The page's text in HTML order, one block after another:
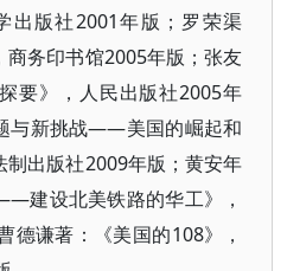
出版社2001年版；罗荣渠
务印书馆2005年版；张友
要》，人民出版社2005年
与新挑战——美国的崛起和
出版社2009年版；黄安年
建设北美铁路的华工》，
德谦著：《美国的108》，